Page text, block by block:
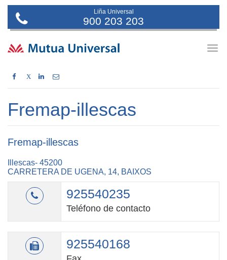
Liña Universal
900 203 203
X
Fremap-illescas
Fremap-illescas
Illescas- 45200
CARRETERA DE UGENA, 14, BAIXOS
925540235
Teléfono de contacto
925540168